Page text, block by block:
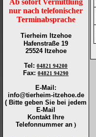
Ab sofort Vermittlung
nur nach telefonischer
Terminabsprache
Tierheim Itzehoe
Hafenstraße 19
25524 Itzehoe
Tel : 04821 94200
Fax: 04821 94290
E-Mail:
info@tierheim-itzehoe.de
( Bitte geben Sie bei jedem
E-Mail
Kontakt Ihre
Telefonnummer an )